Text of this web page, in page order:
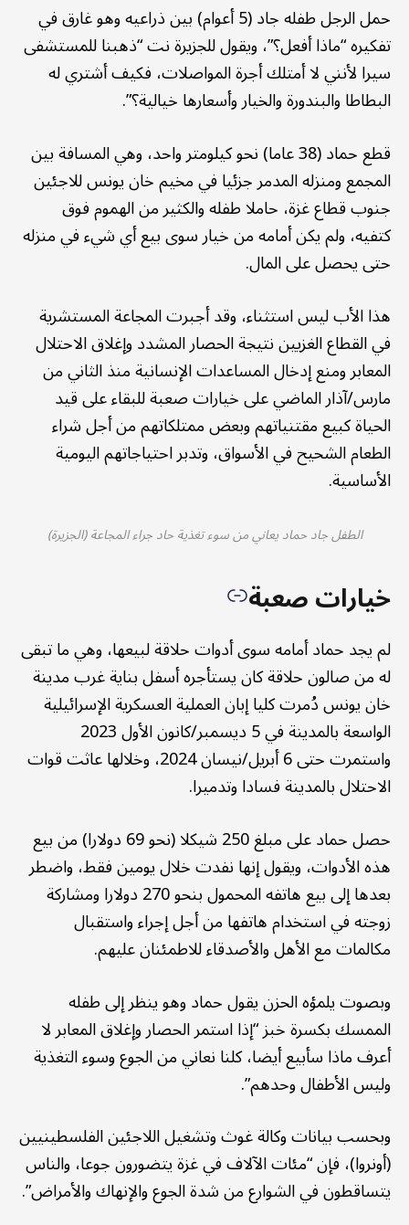
حمل الرجل طفله جاد (5 أعوام) بين ذراعيه وهو غارق في
تفكيره “ماذا أفعل؟”، ويقول للجزيرة نت “ذهبنا للمستشفى
سيرا لأنني لا أمتلك أجرة المواصلات، فكيف أشتري له
البطاطا والبندورة والخيار وأسعارها خيالية؟”.
قطع حماد (38 عاما) نحو كيلومتر واحد، وهي المسافة بين
المجمع ومنزله المدمر جزئيا في مخيم خان يونس للاجئين
جنوب قطاع غزة، حاملا طفله والكثير من الهموم فوق
كتفيه، ولم يكن أمامه من خيار سوى بيع أي شيء في منزله
حتى يحصل على المال.
هذا الأب ليس استثناء، وقد أجبرت المجاعة المستشرية
في القطاع الغزيين نتيجة الحصار المشدد وإغلاق الاحتلال
المعابر ومنع إدخال المساعدات الإنسانية منذ الثاني من
مارس/آذار الماضي على خيارات صعبة للبقاء على قيد
الحياة كبيع مقتنياتهم وبعض ممتلكاتهم من أجل شراء
الطعام الشحيح في الأسواق، وتدبر احتياجاتهم اليومية
الأساسية.
الطفل جاد حماد يعاني من سوء تغذية حاد جراء المجاعة (الجزيرة)
خيارات صعبة
لم يجد حماد أمامه سوى أدوات حلاقة لبيعها، وهي ما تبقى
له من صالون حلاقة كان يستأجره أسفل بناية غرب مدينة
خان يونس دُمرت كليا إبان العملية العسكرية الإسرائيلية
الواسعة بالمدينة في 5 ديسمبر/كانون الأول 2023
واستمرت حتى 6 أبريل/نيسان 2024، وخلالها عاثت قوات
الاحتلال بالمدينة فسادا وتدميرا.
حصل حماد على مبلغ 250 شيكلا (نحو 69 دولارا) من بيع
هذه الأدوات، ويقول إنها نفدت خلال يومين فقط، واضطر
بعدها إلى بيع هاتفه المحمول بنحو 270 دولارا ومشاركة
زوجته في استخدام هاتفها من أجل إجراء واستقبال
مكالمات مع الأهل والأصدقاء للاطمئنان عليهم.
وبصوت يلمؤه الحزن يقول حماد وهو ينظر إلى طفله
الممسك بكسرة خبز “إذا استمر الحصار وإغلاق المعابر لا
أعرف ماذا سأبيع أيضا، كلنا نعاني من الجوع وسوء التغذية
وليس الأطفال وحدهم”.
وبحسب بيانات وكالة غوث وتشغيل اللاجئين الفلسطينيين
(أونروا)، فإن “مئات الآلاف في غزة يتضورون جوعا، والناس
يتساقطون في الشوارع من شدة الجوع والإنهاك والأمراض”.